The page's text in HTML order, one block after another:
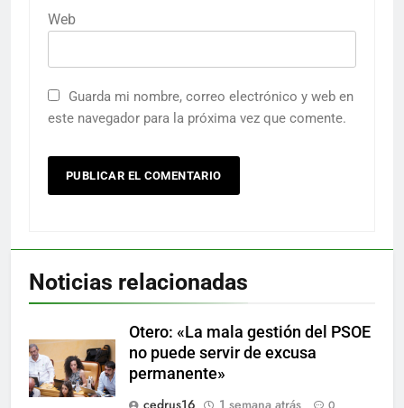
Web
Guarda mi nombre, correo electrónico y web en
este navegador para la próxima vez que comente.
Noticias relacionadas
Otero: «La mala gestión del PSOE
no puede servir de excusa
permanente»
cedrus16
1 semana atrás